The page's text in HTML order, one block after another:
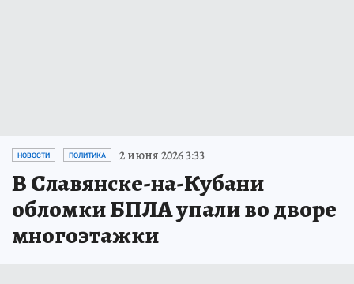
НОВОСТИ ПОЛИТИКА 2 июня 2026 3:33
В Славянске-на-Кубани
обломки БПЛА упали во дворе
многоэтажки